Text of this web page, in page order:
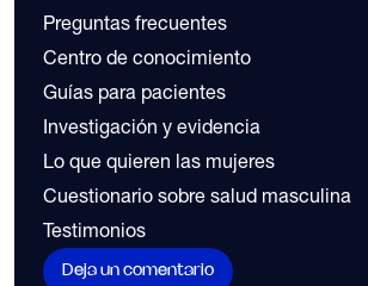
Preguntas frecuentes
Centro de conocimiento
Guías para pacientes
Investigación y evidencia
Lo que quieren las mujeres
Cuestionario sobre salud masculina
Testimonios
Deja un comentario